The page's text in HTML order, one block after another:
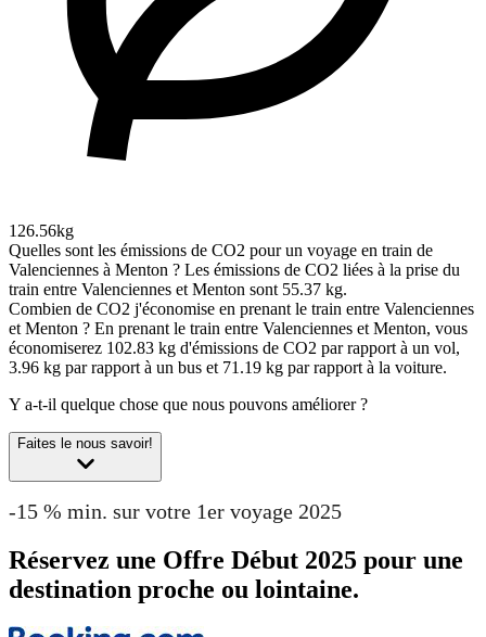
126.56kg
Quelles sont les émissions de CO2 pour un voyage en train de
Valenciennes à Menton ? Les émissions de CO2 liées à la prise du
train entre Valenciennes et Menton sont 55.37 kg.
Combien de CO2 j'économise en prenant le train entre Valenciennes
et Menton ? En prenant le train entre Valenciennes et Menton, vous
économiserez 102.83 kg d'émissions de CO2 par rapport à un vol,
3.96 kg par rapport à un bus et 71.19 kg par rapport à la voiture.
Y a-t-il quelque chose que nous pouvons améliorer ?
Faites le nous savoir!
-15 % min. sur votre 1er voyage 2025
Réservez une Offre Début 2025 pour une
destination proche ou lointaine.